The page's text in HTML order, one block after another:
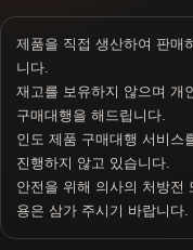
제품을 직접 생산하여 판매
니다.
재고를 보유하지 않으며 개
구매대행을 해드립니다.
인도 제품 구매대행 서비스
진행하지 않고 있습니다.
안전을 위해 의사의 처방전
용은 삼가 주시기 바랍니다.